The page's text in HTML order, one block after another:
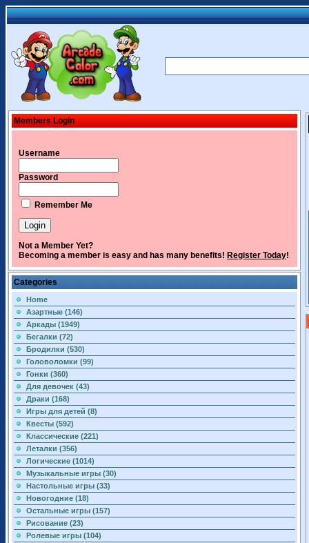
Members Login
Username
Password
Remember Me
Not a Member Yet?
Becoming a member is easy and has many benefits! Register Today!
Categories
Home
Азартные (146)
Аркады (1949)
Бегалки (72)
Бродилки (530)
Головоломки (99)
Гонки (360)
Для девочек (43)
Драки (168)
Игры для детей (8)
Квесты (592)
Классические (221)
Леталки (356)
Логические (1014)
Музыкальные игры (30)
Настольные игры (33)
Новогодние (18)
Остальные игры (157)
Рисование (23)
Ролевые игры (104)